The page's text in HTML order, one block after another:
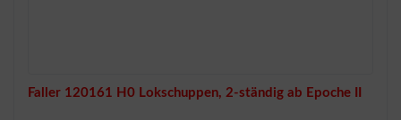
Faller 120161 H0 Lokschuppen, 2-ständig ab Epoche II